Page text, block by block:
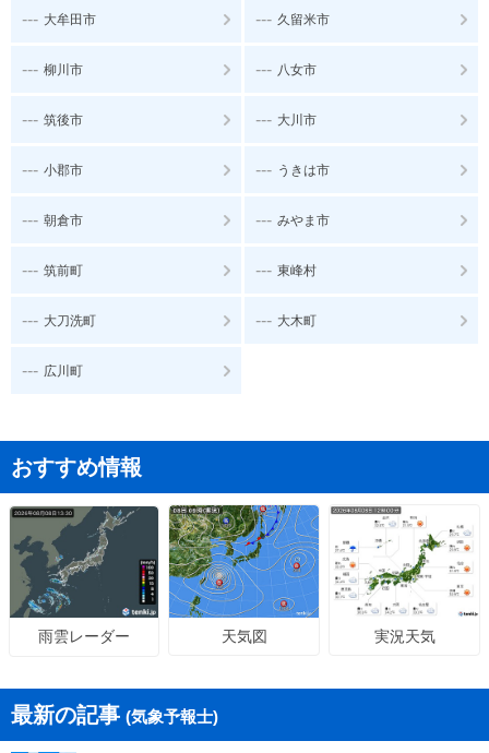
--- 大牟田市 --- 久留米市
--- 柳川市 --- 八女市
--- 筑後市 --- 大川市
--- 小郡市 --- うきは市
--- 朝倉市 --- みやま市
--- 筑前町 --- 東峰村
--- 大刀洗町 --- 大木町
--- 広川町
おすすめ情報
雨雲レーダー 天気図 実況天気
最新の記事 (気象予報士)